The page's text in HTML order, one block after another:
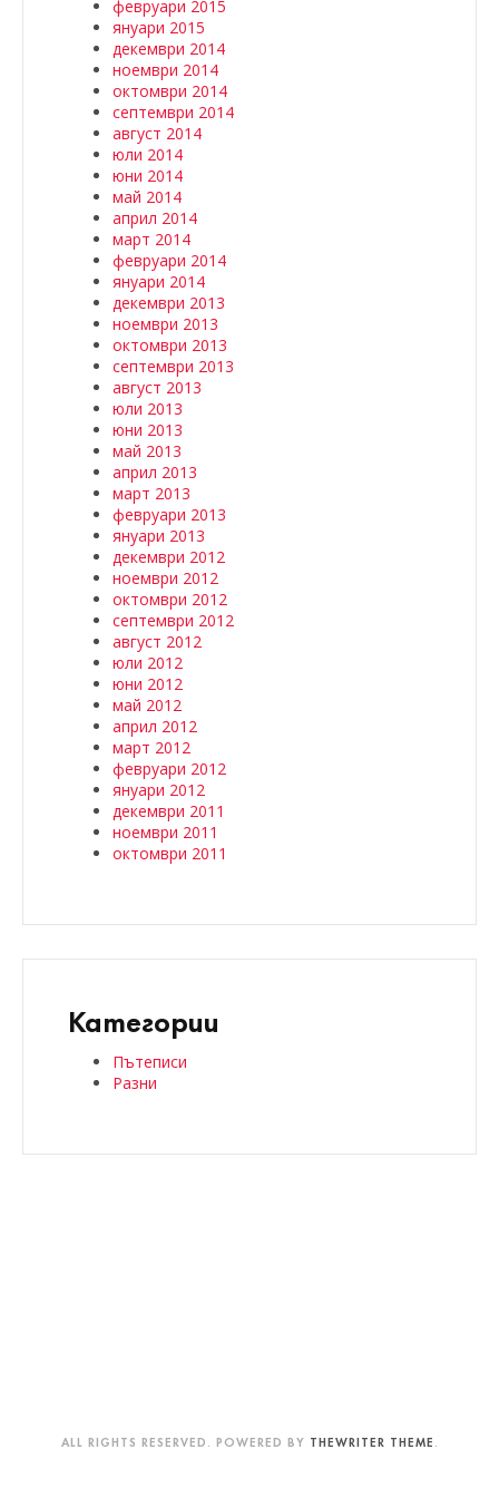
февруари 2015
януари 2015
декември 2014
ноември 2014
октомври 2014
септември 2014
август 2014
юли 2014
юни 2014
май 2014
април 2014
март 2014
февруари 2014
януари 2014
декември 2013
ноември 2013
октомври 2013
септември 2013
август 2013
юли 2013
юни 2013
май 2013
април 2013
март 2013
февруари 2013
януари 2013
декември 2012
ноември 2012
октомври 2012
септември 2012
август 2012
юли 2012
юни 2012
май 2012
април 2012
март 2012
февруари 2012
януари 2012
декември 2011
ноември 2011
октомври 2011
Категории
Пътеписи
Разни
ALL RIGHTS RESERVED. POWERED BY THEWRITER THEME